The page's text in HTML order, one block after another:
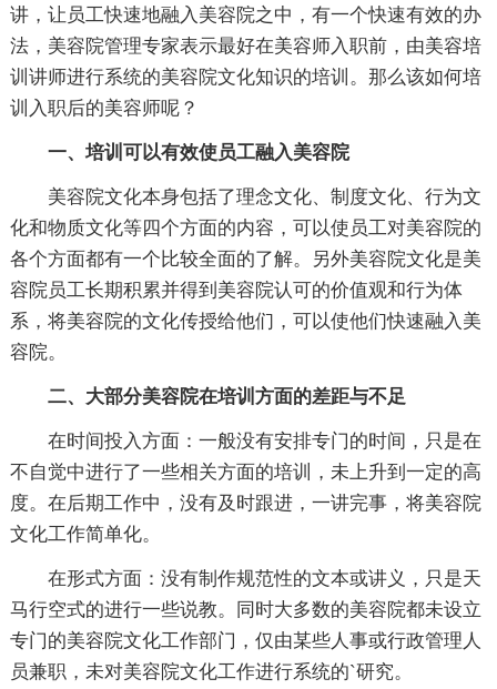
讲，让员工快速地融入美容院之中，有一个快速有效的办
法，美容院管理专家表示最好在美容师入职前，由美容培
训讲师进行系统的美容院文化知识的培训。那么该如何培
训入职后的美容师呢？
一、培训可以有效使员工融入美容院
美容院文化本身包括了理念文化、制度文化、行为文
化和物质文化等四个方面的内容，可以使员工对美容院的
各个方面都有一个比较全面的了解。另外美容院文化是美
容院员工长期积累并得到美容院认可的价值观和行为体
系，将美容院的文化传授给他们，可以使他们快速融入美
容院。
二、大部分美容院在培训方面的差距与不足
在时间投入方面：一般没有安排专门的时间，只是在
不自觉中进行了一些相关方面的培训，未上升到一定的高
度。在后期工作中，没有及时跟进，一讲完事，将美容院
文化工作简单化。
在形式方面：没有制作规范性的文本或讲义，只是天
马行空式的进行一些说教。同时大多数的美容院都未设立
专门的美容院文化工作部门，仅由某些人事或行政管理人
员兼职，未对美容院文化工作进行系统的`研究。